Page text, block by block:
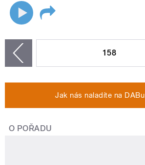
158
Jak nás naladíte na DABu
O POŘADU